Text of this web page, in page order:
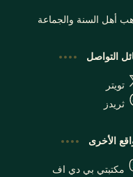
أهل السنة والجماعة
التواصل
تويتر
ثريدز
الأخرى
مكتبتي بي دي اف